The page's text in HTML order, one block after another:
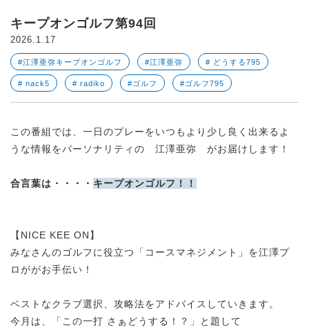
キープオンゴルフ第94回
2026.1.17
#江澤亜弥キープオンゴルフ #江澤亜弥 # どうする795
# nack5 # radiko #ゴルフ #ゴルフ795
この番組では、一日のプレーをいつもより少し良く出来るよ
うな情報をパーソナリティの 江澤亜弥 がお届けします！
合言葉は・・・・ キープオンゴルフ！！
【NICE KEE ON】
みなさんのゴルフに役立つ「コースマネジメント」を江澤プ
ロががお手伝い！
ベストなクラブ選択、攻略法をアドバイスしていきます。
今月は、「この一打 さぁどうする！？」と題して